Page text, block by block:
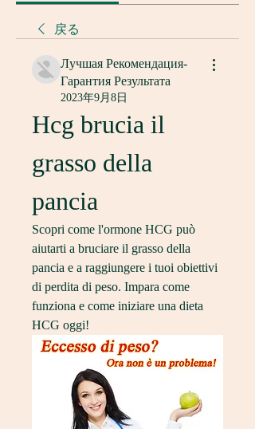
戻る
Лучшая Рекомендация-
Гарантия Результата
2023年9月8日
Hcg brucia il
grasso della
pancia
Scopri come l'ormone HCG può
aiutarti a bruciare il grasso della
pancia e a raggiungere i tuoi obiettivi
di perdita di peso. Impara come
funziona e come iniziare una dieta
HCG oggi!